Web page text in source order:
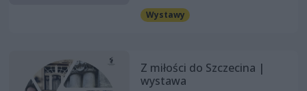
Wystawy
Z miłości do Szczecina |
wystawa